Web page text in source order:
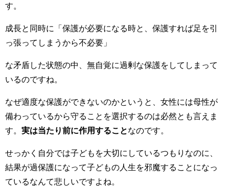
す。
成長と同時に「保護が必要になる時と、保護すれば足を引
っ張ってしまうから不必要」
な矛盾した状態の中、無自覚に過剰な保護をしてしまって
いるのですね。
なぜ適度な保護ができないのかというと、女性には母性が
備わっているから守ることを選択するのは必然とも言えま
す。 実は当たり前に作用することなのです。
せっかく自分では子どもを大切にしているつもりなのに、
結果が過保護になって子どもの人生を邪魔することになっ
ているなんて悲しいですよね。